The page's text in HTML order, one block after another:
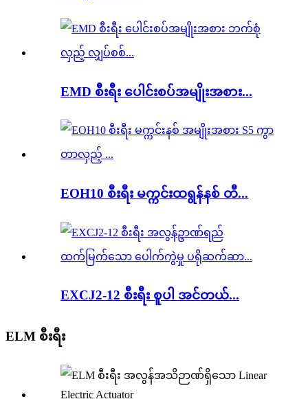
EMD စီးရီး ပေါင်းစပ်အမျိုးအစား...
EOH10 စီးရီး မက္ကင်းထရွန်နစ် တီ...
EXCJ2-12 စီးရီး စူပါ အင်တယ်...
ELM စီးရီး